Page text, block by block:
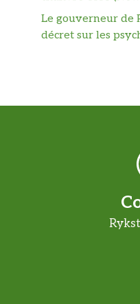
Le gouverneur de
décret sur les